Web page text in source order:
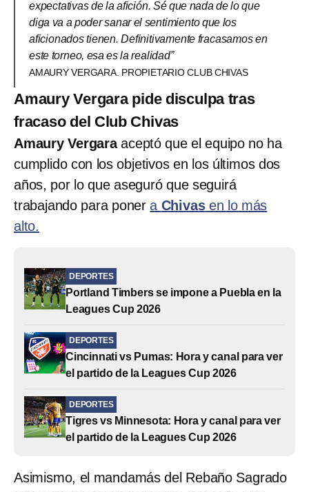
expectativas de la afición. Sé que nada de lo que
diga va a poder sanar el sentimiento que los
aficionados tienen. Definitivamente fracasamos en
este torneo, esa es la realidad”
AMAURY VERGARA. PROPIETARIO CLUB CHIVAS
Amaury Vergara pide disculpa tras
fracaso del Club Chivas
Amaury Vergaraaceptó que el equipo no ha
cumplido con los objetivos en los últimos dos
años, por lo que aseguró que seguirá
trabajando para ponera Chivasen lo más
alto.
DEPORTES
Portland Timbers se impone a Puebla en la
Leagues Cup 2026
DEPORTES
Cincinnati vs Pumas: Hora y canal para ver
el partido de la Leagues Cup 2026
DEPORTES
Tigres vs Minnesota: Hora y canal para ver
el partido de la Leagues Cup 2026
Asimismo, el mandamás del Rebaño Sagrado